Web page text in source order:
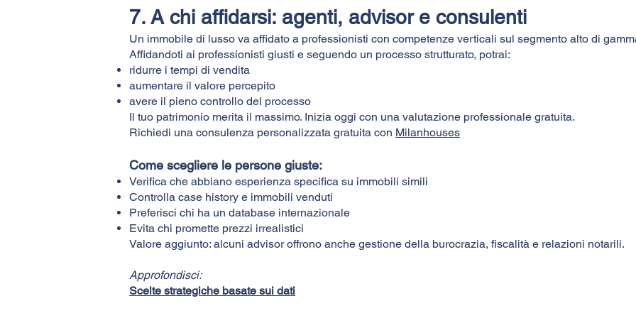
7. A chi affidarsi: agenti, advisor e consulenti
Un immobile di lusso va affidato a professionisti con competenze verticali sul segmento alto di
Affidandoti ai professionisti giusti e seguendo un processo strutturato, potrai:
ridurre i tempi di vendita
aumentare il valore percepito
avere il pieno controllo del processo
Il tuo patrimonio merita il massimo. Inizia oggi con una valutazione professionale gratuita.
Richiedi una consulenza personalizzata gratuita con Milanhouses
Come scegliere le persone giuste:
Verifica che abbiano esperienza specifica su immobili simili
Controlla case history e immobili venduti
Preferisci chi ha un database internazionale
Evita chi promette prezzi irrealistici
Valore aggiunto: alcuni advisor offrono anche gestione della burocrazia, fiscalità e relazioni notarili.
Approfondisci:
Scelte strategiche basate sui dati